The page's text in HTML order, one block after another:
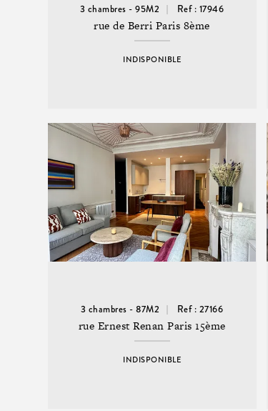
3 chambres - 95M2 Ref : 17946
rue de Berri Paris 8ème
INDISPONIBLE
3 chambres - 87M2 Ref : 27166
rue Ernest Renan Paris 15ème
INDISPONIBLE